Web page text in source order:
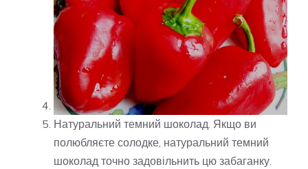
Натуральний темний шоколад. Якщо ви
полюбляєте солодке, натуральний темний
шоколад точно задовільнить цю забаганку.